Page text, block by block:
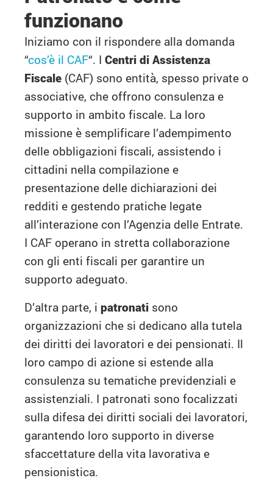
funzionano
Iniziamo con il rispondere alla domanda
“cos’è il CAF“. I Centri di Assistenza
Fiscale (CAF) sono entità, spesso private o
associative, che offrono consulenza e
supporto in ambito fiscale. La loro
missione è semplificare l’adempimento
delle obbligazioni fiscali, assistendo i
cittadini nella compilazione e
presentazione delle dichiarazioni dei
redditi e gestendo pratiche legate
all’interazione con l’Agenzia delle Entrate.
I CAF operano in stretta collaborazione
con gli enti fiscali per garantire un
supporto adeguato.
D’altra parte, i patronati sono
organizzazioni che si dedicano alla tutela
dei diritti dei lavoratori e dei pensionati. Il
loro campo di azione si estende alla
consulenza su tematiche previdenziali e
assistenziali. I patronati sono focalizzati
sulla difesa dei diritti sociali dei lavoratori,
garantendo loro supporto in diverse
sfaccettature della vita lavorativa e
pensionistica.